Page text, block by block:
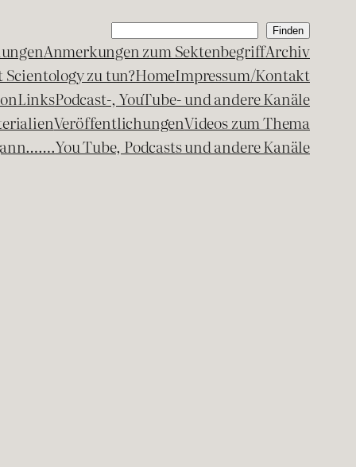
Suchen Finden
Anmerkungen zum SektenbegriffArchiv
zu tun?HomeImpressum/Kontakt
LinksPodcast-, YouTube- und andere Kanäle
VeröffentlichungenVideos zum Thema
You Tube, Podcasts und andere Kanäle